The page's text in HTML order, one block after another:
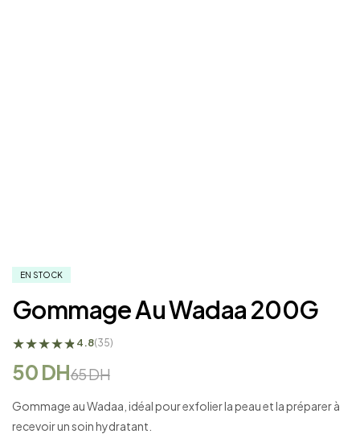
EN STOCK
Gommage Au Wadaa 200G
★★★★★
★4.8(35)
65DH
50DH
Gommage au Wadaa, idéal pour exfolier la peau et la préparer à
recevoir un soin hydratant.